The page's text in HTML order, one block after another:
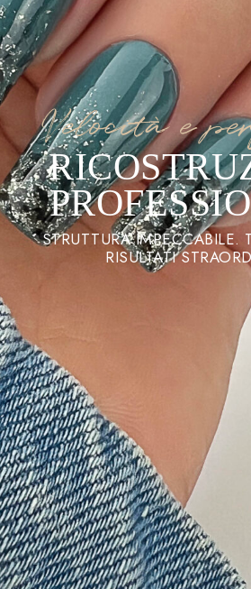
Velocità e
STRUTTURA IMPECCABILE.
RISULTATI